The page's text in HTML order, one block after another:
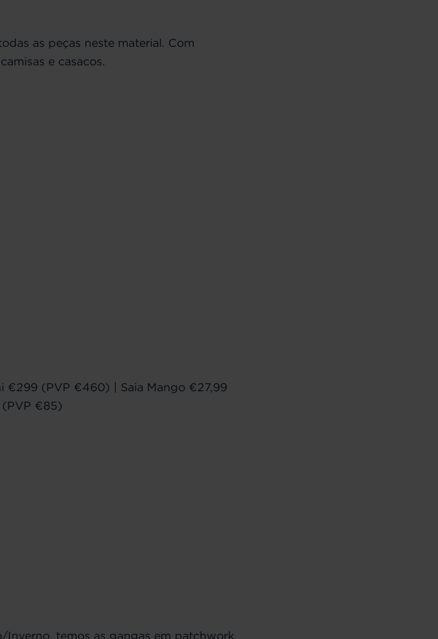
as peças neste material. Com
e casacos.
€299 (PVP €460) | Saia Mango €27,99
€85)
temos as gangas em patchwork